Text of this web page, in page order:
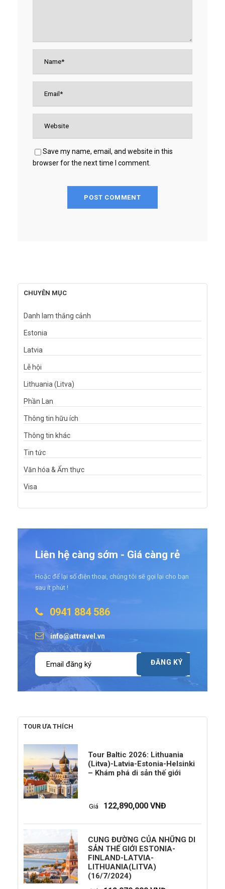
Save my name, email, and website in this
browser for the next time I comment.
CHUYÊN MỤC
Danh lam thắng cảnh
Estonia
Latvia
Lễ hội
Lithuania (Litva)
Phần Lan
Thông tin hữu ích
Thông tin khác
Tin tức
Văn hóa & Ẩm thực
Visa
Liên hệ càng sớm - Giá càng rẻ
Hoặc để lại số điện thoại, chúng tôi sẽ gọi lại cho bạn
sau ít phút !
0941 884 586
info@attravel.vn
TOUR ƯA THÍCH
Tour Baltic 2026: Lithuania
(Litva)-Latvia-Estonia-Helsinki
– Khám phá di sản thế giới
Giá 122,890,000 VNĐ
CUNG ĐƯỜNG CỦA NHỮNG DI
SẢN THẾ GIỚI ESTONIA-
FINLAND-LATVIA-
LITHUANIA(LITVA)
(16/7/2024)